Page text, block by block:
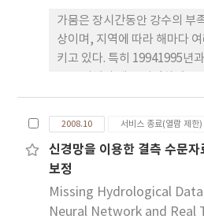
가뭄은 장시간동안 강수의 부
상이며, 지역에 따라 해마다
키고 있다. 특히 19941995년
가 바닥을 드러냈을 뿐 아니라
도 발생하였다. 하지만 가뭄관
를 통한 최적의 물 공급방안을
피해들을 최소화 시킬 수 있을
최적의 저수지 운영을 위한 전
2008.10 서비스 종료(열람 제한)
신경망을 이용한 결측 수문
보정
Missing Hydrological
Neural Network and Real